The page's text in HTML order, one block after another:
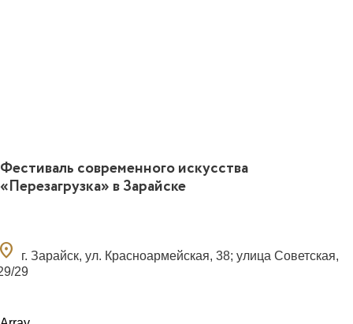
Фестиваль современного искусства
«Перезагрузка» в Зарайске
г. Зарайск, ул. Красноармейская, 38; улица Советская,
29